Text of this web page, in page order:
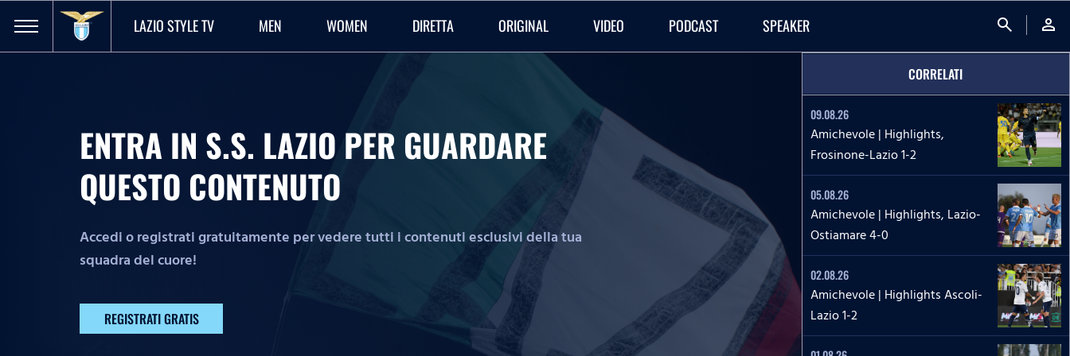
LAZIO STYLE TV MEN WOMEN DIRETTA ORIGINAL VIDEO PODCAST SPEAKER search person
ENTRA IN S.S. LAZIO PER GUARDARE
QUESTO CONTENUTO
Accedi o registrati gratuitamente per vedere tutti i contenuti esclusivi della tua
squadra del cuore!
REGISTRATI GRATIS
CORRELATI
09.08.26
Amichevole | Highlights,
Frosinone-Lazio 1-2
05.08.26
Amichevole | Highlights, Lazio-
Ostiamare 4-0
02.08.26
Amichevole | Highlights Ascoli-
Lazio 1-2